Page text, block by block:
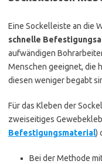
Eine Sockelleiste an die
schnelle
aufwändigen
Menschen geeignet, die
diesen weniger begabt
Für das Kleben der
zweiseitiges
Befestigungsmaterial)
Bei der Methode